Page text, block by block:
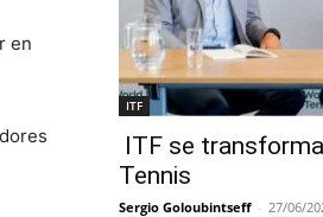
en
ITF
ITF se
Tennis
Sergio Goloubintseff - 27/06/